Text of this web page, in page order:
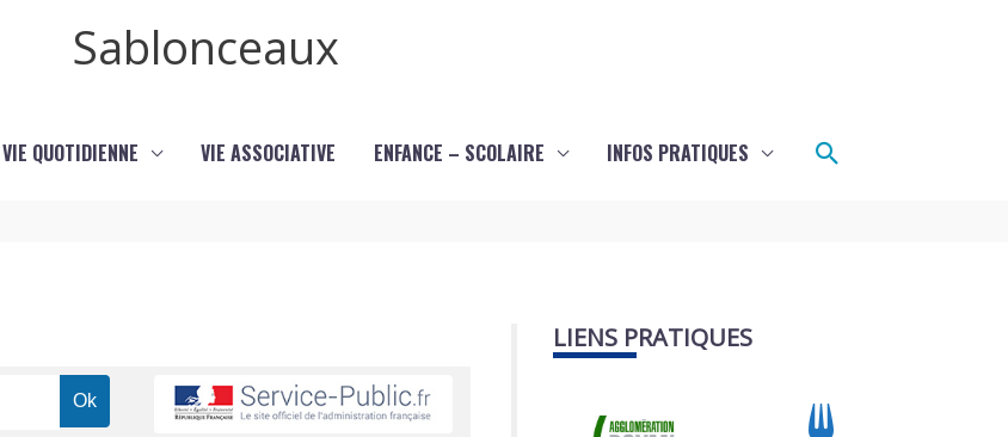
Sablonceaux
VIE QUOTIDIENNE VIE ASSOCIATIVE ENFANCE – SCOLAIRE INFOS PRATIQUES Rechercher
LIENS PRATIQUES